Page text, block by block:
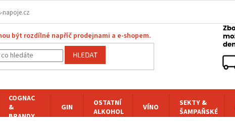
napoje.cz
být rozdílné napříč prodejnami a e-shopem.
HLEDAT
COGNAC
&
BRANDY
GIN
OSTATNÍ
ALKOHOL
VÍNO
SEKTY &
ŠAMPAŇSKÉ